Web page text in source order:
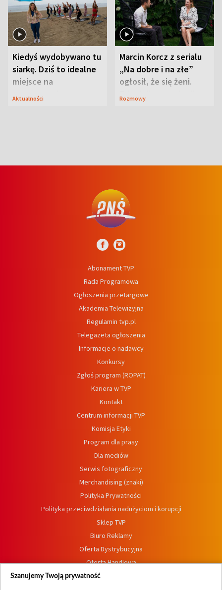
Kiedyś wydobywano tu
siarkę. Dziś to idealne
miejsce na
wypoczynek
Aktualności
Marcin Korcz z serialu
„Na dobre i na złe”
ogłosił, że się żeni.
Zdradził, co zmienił
Rozmowy
Abonament TVP
Rada Programowa
Ogłoszenia przetargowe
Akademia Telewizyjna
Regulamin tvp.pl
Telegazeta ogłoszenia
Informacje o nadawcy
Konkursy
Zgłoś program (ROPAT)
Kariera w TVP
Kontakt
Centrum informacji TVP
Komisja Etyki
Program dla prasy
Dla mediów
Serwis fotograficzny
Merchandising (znaki)
Polityka Prywatności
Polityka przeciwdziałania nadużyciom i korupcji
Sklep TVP
Biuro Reklamy
Oferta Dystrybucyjna
Oferta Handlowa
Dostępność
Szanujemy Twoją prywatność